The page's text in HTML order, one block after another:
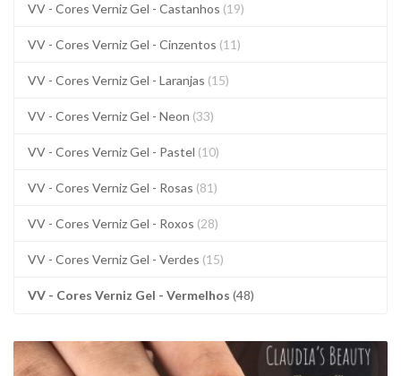
VV - Cores Verniz Gel - Castanhos (19)
VV - Cores Verniz Gel - Cinzentos (11)
VV - Cores Verniz Gel - Laranjas (15)
VV - Cores Verniz Gel - Neon (33)
VV - Cores Verniz Gel - Pastel (10)
VV - Cores Verniz Gel - Rosas (81)
VV - Cores Verniz Gel - Roxos (28)
VV - Cores Verniz Gel - Verdes (15)
VV - Cores Verniz Gel - Vermelhos (48)